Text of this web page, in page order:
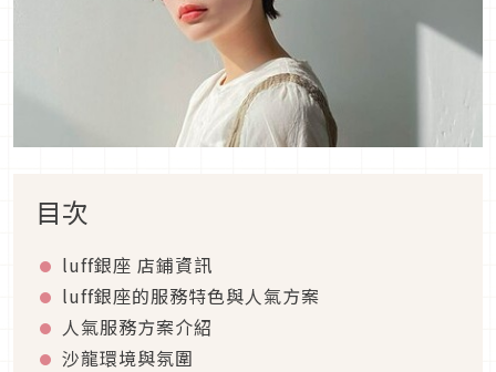
目次
luff銀座 店鋪資訊
luff銀座的服務特色與人氣方案
人氣服務方案介紹
沙龍環境與氛圍